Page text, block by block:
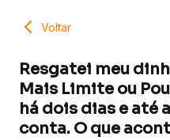
Voltar
Resgatei meu
Mais Limite ou
há dois dias e até
conta. O que